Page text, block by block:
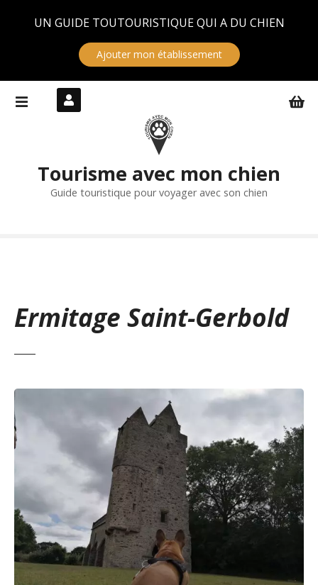
UN GUIDE TOUTOURISTIQUE QUI A DU CHIEN
Ajouter mon établissement
Tourisme avec mon chien
Guide touristique pour voyager avec son chien
Ermitage Saint-Gerbold